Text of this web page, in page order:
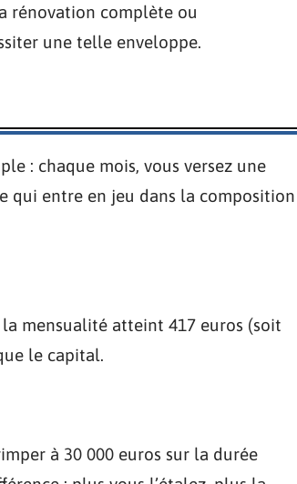
rénovation complète ou
une telle enveloppe.
: chaque mois, vous versez une
qui entre en jeu dans la composition
la mensualité atteint 417 euros (soit
le capital.
à 30 000 euros sur la durée